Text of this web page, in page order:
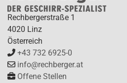
Rechbergerstraße 1
4020 Linz
Österreich
+43 732 6925-0
info@rechberger.at
Offene Stellen